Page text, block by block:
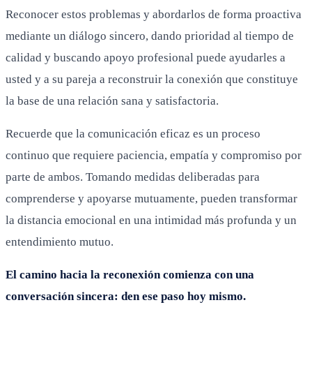
Reconocer estos problemas y abordarlos de forma proactiva
mediante un diálogo sincero, dando prioridad al tiempo de
calidad y buscando apoyo profesional puede ayudarles a
usted y a su pareja a reconstruir la conexión que constituye
la base de una relación sana y satisfactoria.
Recuerde que la comunicación eficaz es un proceso
continuo que requiere paciencia, empatía y compromiso por
parte de ambos. Tomando medidas deliberadas para
comprenderse y apoyarse mutuamente, pueden transformar
la distancia emocional en una intimidad más profunda y un
entendimiento mutuo.
El camino hacia la reconexión comienza con una
conversación sincera: den ese paso hoy mismo.